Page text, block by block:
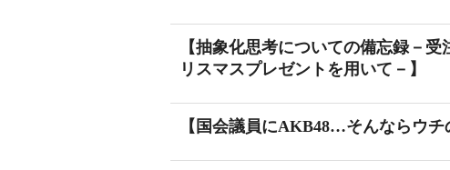
【抽象化思考についての備忘録－
リスマスプレゼントを用いて－】
【国会議員にAKB48…そんならウチ